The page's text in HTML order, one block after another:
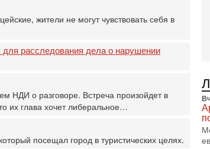
жители не могут чувствовать себя в
расследования дела о нарушении
НДИ о разговоре. Встреча произойдет в
их глава хочет либеральное…
посещал город в туристических целях.